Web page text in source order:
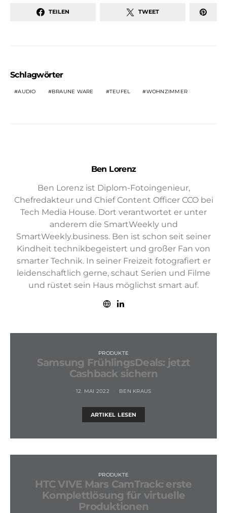
TEILEN TWEET
Schlagwörter
AUDIO BRAUNE WARE TEUFEL WOHNZIMMER
Ben Lorenz
Ben Lorenz ist Diplom-Fotoingenieur,
Chefredakteur und Chief Content Officer CCO bei
Tech Media House. Dort verantwortet er unter
anderem die SmartWeekly und
SmartWeekly.business. Ben ist schon seit seiner
Kindheit technikbegeistert und großer Fan von
smarter Technik. In seiner Freizeit fotografiert er
leidenschaftlich gerne, schaut Serien und Filme
und rüstet sein Haus möglichst smart auf.
PRODUKTE
Samsung FrühlingsDeals: jetzt
Cashback sichern
12. MAI 2022 BEN KRAUS
ARTIKEL LESEN
PRODUKTE
HTC VIVE Mars CamTrack: erste
Komplettlösung für virtuelle
Produktionen